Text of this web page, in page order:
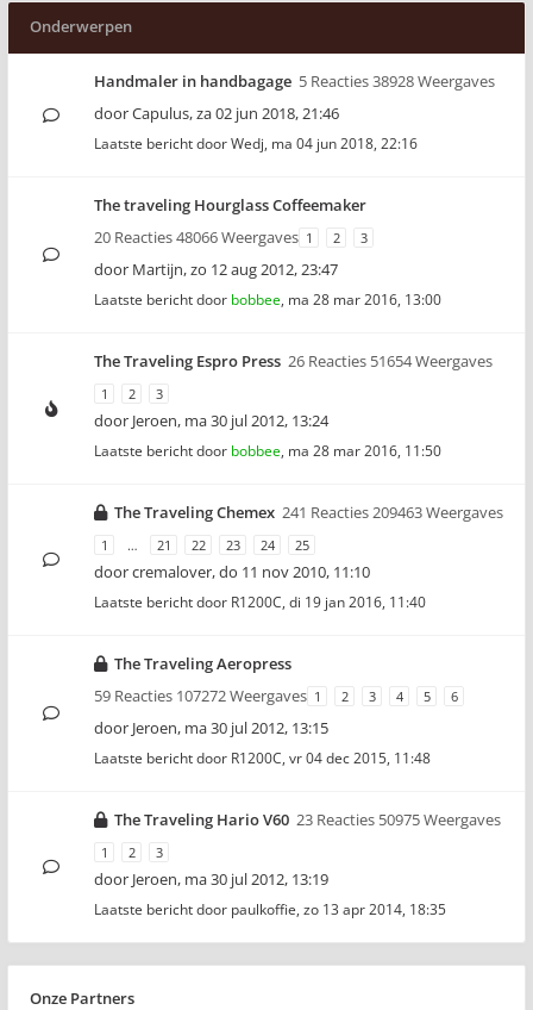
Onderwerpen
Handmaler in handbagage 5 Reacties 38928 Weergaves
doorCapulus,za 02 jun 2018, 21:46
Laatste bericht doorWedj, ma 04 jun 2018, 22:16
The traveling Hourglass Coffeemaker
20 Reacties 48066 Weergaves 1 2 3
door Martijn,zo 12 aug 2012, 23:47
Laatste bericht door bobbee, ma 28 mar 2016, 13:00
The Traveling Espro Press 26 Reacties 51654 Weergaves
1 2 3
door Jeroen, ma 30 jul 2012, 13:24
Laatste bericht door bobbee, ma 28 mar 2016, 11:50
The Traveling Chemex 241 Reacties 209463 Weergaves
1 … 21 22 23 24 25
doorcremalover,do 11 nov 2010, 11:10
Laatste bericht door R1200C, di 19 jan 2016, 11:40
The Traveling Aeropress
59 Reacties 107272 Weergaves 1 2 3 4 5 6
door Jeroen, ma 30 jul 2012, 13:15
Laatste bericht door R1200C, vr 04 dec 2015, 11:48
The Traveling Hario V60 23 Reacties 50975 Weergaves
1 2 3
door Jeroen, ma 30 jul 2012, 13:19
Laatste bericht door paulkoffie, zo 13 apr 2014, 18:35
Onze Partners